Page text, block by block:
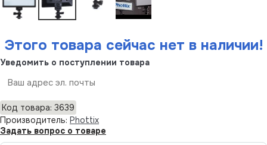
Этого товара сейчас нет в наличии!
Уведомить о поступлении товара
Код товара: 3639
Производитель: Phottix
Задать вопрос о товаре